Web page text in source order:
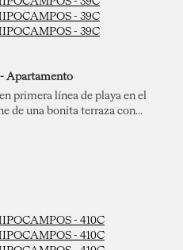
Apartamento
primera línea de playa en el
de una bonita terraza con...